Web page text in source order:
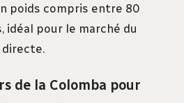
poids compris entre 80
idéal pour le marché du
de la Colomba pour